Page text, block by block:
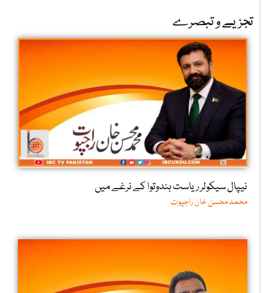
تجزیے و تبصرے
نیپال سیکولر ریاست ہندوتوا کے نرغے میں
محمد محسن خان راجپوت